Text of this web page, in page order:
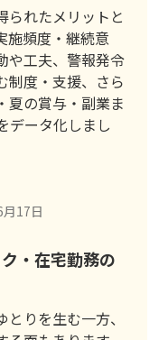
られたメリットと
施頻度・継続意
や工夫、警報発令
制度・支援、さら
夏の賞与・副業ま
データ化しまし
17日
・在宅勤務の
りを生む一方、